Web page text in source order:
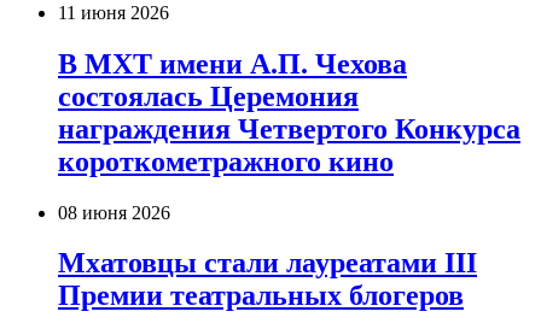
11 июня 2026
В МХТ имени А.П. Чехова
состоялась Церемония
награждения Четвертого Конкурса
короткометражного кино
08 июня 2026
Мхатовцы стали лауреатами III
Премии театральных блогеров